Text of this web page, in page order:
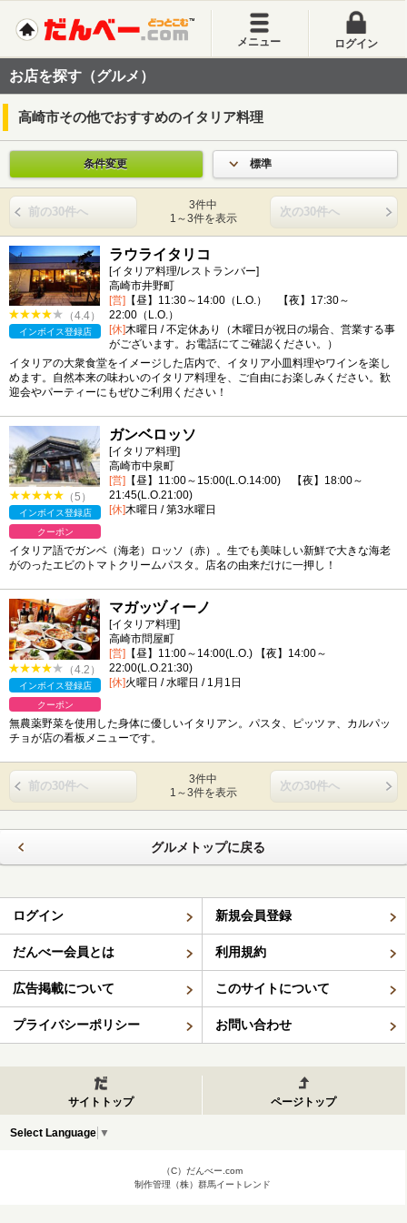
メニュー ログイン
お店を探す（グルメ）
高崎市その他でおすすめのイタリア料理
条件変更 標準
前の30件へ
3件中
1～3件を表示
次の30件へ
（4.4）
インボイス登録店
ラウライタリコ
[イタリア料理/レストランバー]
高崎市井野町
[営] 【昼】11:30～14:00（L.O.） 【夜】17:30～
22:00（L.O.）
[休]木曜日 / 不定休あり（木曜日が祝日の場合、営業する事
がございます。お電話にてご確認ください。）
イタリアの大衆食堂をイメージした店内で、イタリア小皿料理やワインを楽し
めます。自然本来の味わいのイタリア料理を、ご自由にお楽しみください。歓
迎会やパーティーにもぜひご利用ください！
（5）
インボイス登録店
クーポン
ガンベロッソ
[イタリア料理]
高崎市中泉町
[営] 【昼】11:00～15:00(L.O.14:00) 【夜】18:00～
21:45(L.O.21:00)
[休]木曜日 / 第3水曜日
イタリア語でガンベ（海老）ロッソ（赤）。生でも美味しい新鮮で大きな海老
がのったエビのトマトクリームパスタ。店名の由来だけに一押し！
（4.2）
インボイス登録店
クーポン
マガッヅィーノ
[イタリア料理]
高崎市問屋町
[営] 【昼】11:00～14:00(L.O.) 【夜】14:00～
22:00(L.O.21:30)
[休]火曜日 / 水曜日 / 1月1日
無農薬野菜を使用した身体に優しいイタリアン。パスタ、ピッツァ、カルパッ
チョが店の看板メニューです。
前の30件へ
3件中
1～3件を表示
次の30件へ
グルメトップに戻る
ログイン 新規会員登録
だんべー会員とは 利用規約
広告掲載について このサイトについて
プライバシーポリシー お問い合わせ
サイトトップ ページトップ
Select Language ▼
（C）だんべー.com
制作管理（株）群馬イートレンド